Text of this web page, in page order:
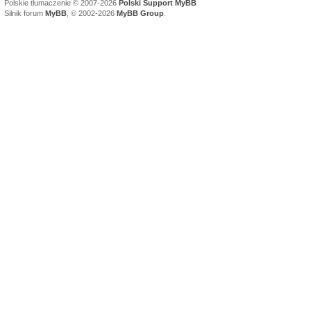
Polskie tłumaczenie © 2007-2026 Polski Support MyBB
Silnik forum MyBB , © 2002-2026 MyBB Group